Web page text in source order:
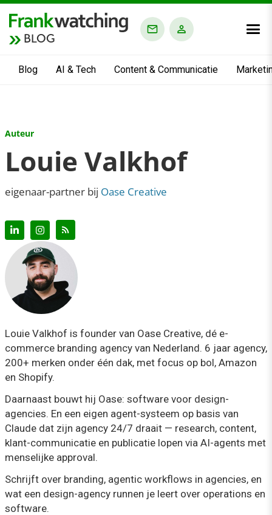
BLOG
Blog AI & Tech Content & Communicatie
Auteur
Louie Valkhof
eigenaar-partner bij Oase Creative
Louie Valkhof is founder van Oase Creative, dé e-
commerce branding agency van Nederland. 6 jaar agency,
200+ merken onder één dak, met focus op bol, Amazon
en Shopify.
Daarnaast bouwt hij Oase: software voor design-
agencies. En een eigen agent-systeem op basis van
Claude dat zijn agency 24/7 draait — research, content,
klant-communicatie en publicatie lopen via AI-agents met
menselijke approval.
Schrijft over branding, agentic workflows in agencies, en
wat een design-agency runnen je leert over operations en
software.